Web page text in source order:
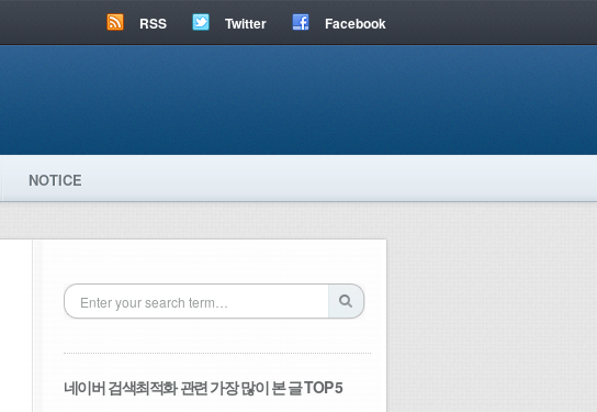
RSS Twitter Facebook
NOTICE
네이버 검색최적화 관련 가장 많이 본 글 TOP 5